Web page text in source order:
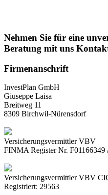
Nehmen Sie für eine
Beratung mit uns
Firmenanschrift
InvestPlan GmbH
Giuseppe Laisa
Breitweg 11
8309 Birchwil-Nürensdorf
Versicherungsvermittler VBV
FINMA Register Nr. F01166349
Versicherungsvermittler VBV
Registriert: 29563